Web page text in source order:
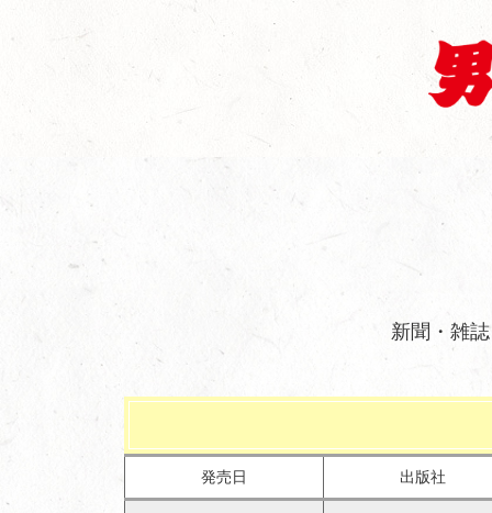
新聞・雑誌
発売日 出版社